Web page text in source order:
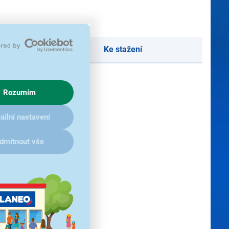
Rozumím
nastavení
vše
Ke stažení